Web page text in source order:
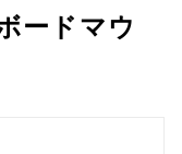
ードマウ